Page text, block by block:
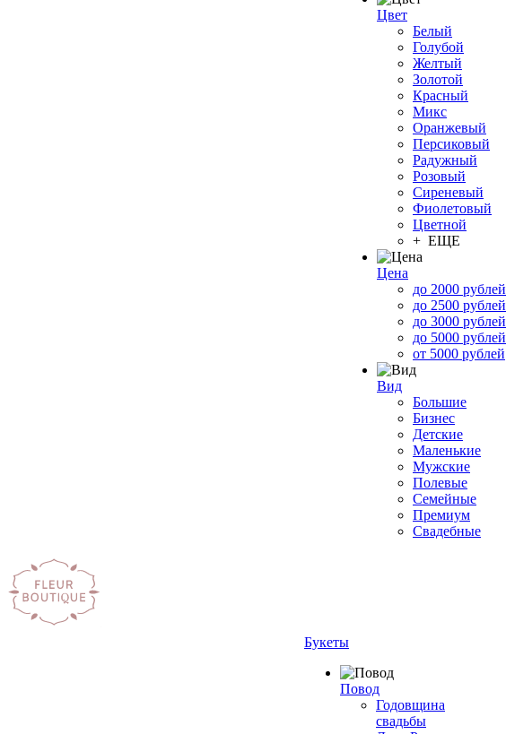
Цвет
Белый
Голубой
Желтый
Золотой
Красный
Микс
Оранжевый
Персиковый
Радужный
Розовый
Сиреневый
Фиолетовый
Цветной
+ ЕЩЕ
Цена
до 2000 рублей
до 2500 рублей
до 3000 рублей
до 5000 рублей
от 5000 рублей
Вид
Большие
Бизнес
Детские
Маленькие
Мужские
Полевые
Семейные
Премиум
Свадебные
Букеты
Повод
Годовщина
свадьбы